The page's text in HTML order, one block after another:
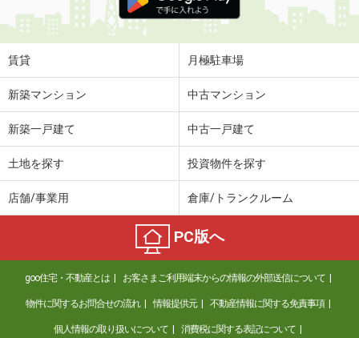
賃貸 月極駐車場
新築マンション 中古マンション
新築一戸建て 中古一戸建て
土地を探す 投資物件を探す
店舗/事業用 倉庫/トランクルーム
PC版へ
goo住宅・不動産とは お客さまご利用端末からの情報の外部送信について
物件に関するお問合せの流れ 情報提供元 不動産情報に関する免責事項
個人情報の取り扱いについて 消費税に関する表記について